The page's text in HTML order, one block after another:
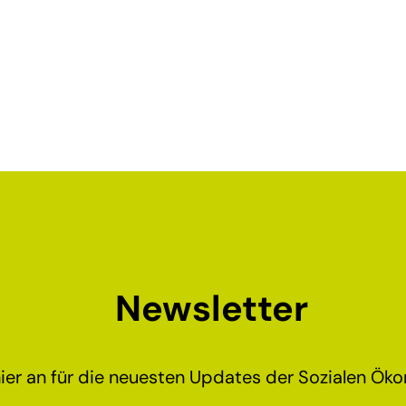
Newsletter
an für die neuesten Updates der Sozialen